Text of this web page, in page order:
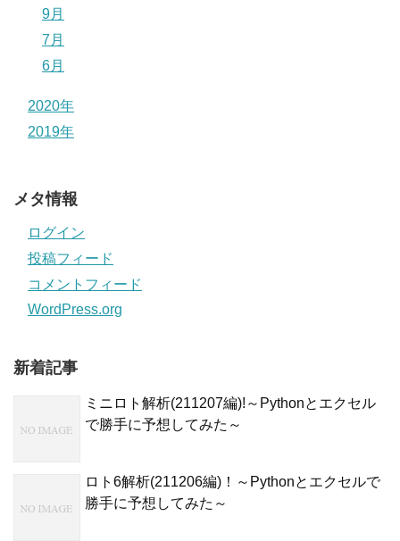
9月
7月
6月
2020年
2019年
メタ情報
ログイン
投稿フィード
コメントフィード
WordPress.org
新着記事
ミニロト解析(211207編)!～Pythonとエクセル
で勝手に予想してみた～
ロト6解析(211206編)！～Pythonとエクセルで
勝手に予想してみた～